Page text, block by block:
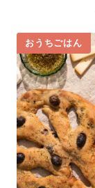
おうちごはん